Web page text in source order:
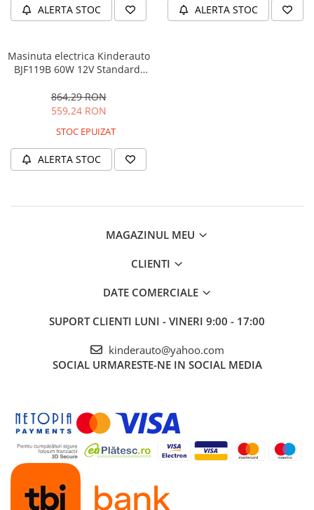
ALERTA STOC ALERTA STOC
Masinuta electrica Kinderauto
BJF119B 60W 12V Standard,
864,29 RON
559,24 RON
STOC EPUIZAT
ALERTA STOC
MAGAZINUL MEU
CLIENTI
DATE COMERCIALE
SUPORT CLIENTI LUNI - VINERI 9:00 - 17:00
kinderauto@yahoo.com
SOCIAL URMARESTE-NE IN SOCIAL MEDIA